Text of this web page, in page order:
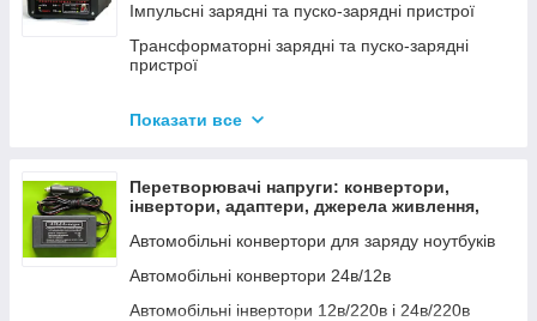
Імпульсні зарядні та пуско-зарядні пристрої
Трансформаторні зарядні та пуско-зарядні
пристрої
Показати все
Перетворювачі напруги: конвертори,
інвертори, адаптери, джерела живлення,
Автомобільні конвертори для заряду ноутбуків
Автомобільні конвертори 24в/12в
Автомобільні інвертори 12в/220в і 24в/220в